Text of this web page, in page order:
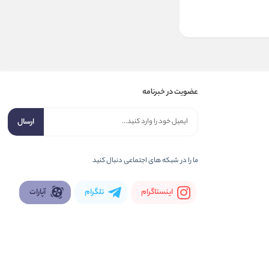
عضویت در خبرنامه
ارسال
ما را در شبكه های اجتماعی دنبال کنید
اینستاگرام تلگرام آپارات